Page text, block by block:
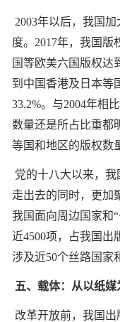
2003年以后，我国
度。2017年，我国版
国等欧美六国版权达
到中国香港及日本等
33.2%。与2004年相
数量还是所占比重都
等国和地区的版权数
党的十八大以来，
走出去的同时，更加
我国面向周边国家和
近4500项，占我国出
涉及近50个丝路国家
五、载体：从以纸
改革开放前，我国